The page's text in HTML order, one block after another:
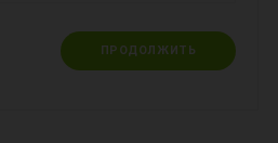
ПРОДОЛЖИТЬ